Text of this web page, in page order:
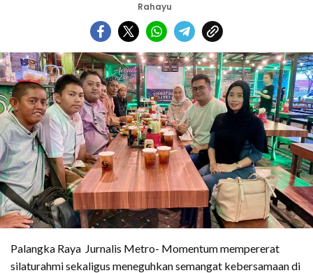
Rahayu
Palangka Raya Jurnalis Metro- Momentum mempererat
silaturahmi sekaligus meneguhkan semangat kebersamaan di